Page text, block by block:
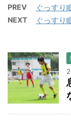
PREV ぐっすり
NEXT ぐっすり